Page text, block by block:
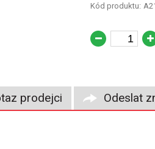
Kód produktu:
prodejci Odeslat